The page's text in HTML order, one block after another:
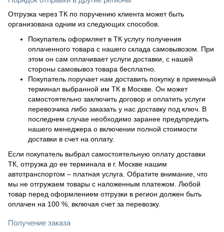
Отгрузка через ТК по поручению клиента может быть
организована одним из следующих способов.
Покупатель оформляет в ТК услугу получения
оплаченного товара с нашего склада самовывозом. При
этом он сам оплачивает услуги доставки, с нашей
стороны самовывоз товара бесплатно.
Покупатель поручает нам доставить покупку в приемный
терминал выбранной им ТК в Москве. Он может
самостоятельно заключить договор и оплатить услуги
перевозчика либо заказать у нас доставку под ключ. В
последнем случае необходимо заранее предупредить
нашего менеджера о включении полной стоимости
доставки в счет на оплату.
Если покупатель выбрал самостоятельную оплату доставки
ТК, отгрузка до ее терминала в г. Москве нашим
автотранспортом – платная услуга. Обратите внимание, что
мы не отгружаем товары с наложенным платежом. Любой
товар перед оформлением отгрузки в регион должен быть
оплачен на 100 %, включая счет за перевозку.
Получение заказа